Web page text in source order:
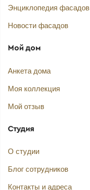
Энциклопедия фасадов
Новости фасадов
Мой дом
Анкета дома
Моя коллекция
Мой отзыв
Студия
О студии
Блог сотрудников
Контакты и адреса